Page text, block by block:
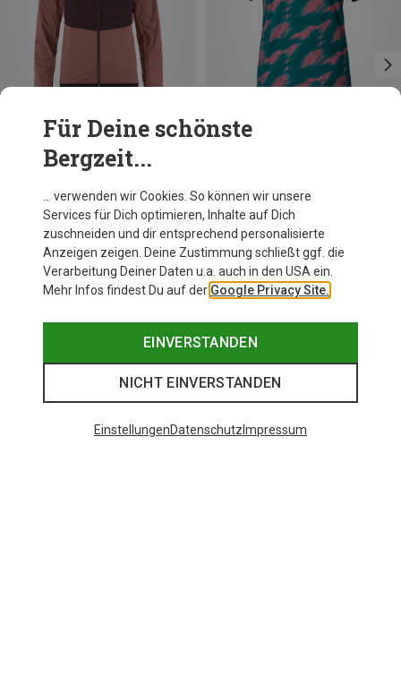
Du sparst 29%
Für Deine schönste
Bergzeit...
… verwenden wir Cookies. So können wir unsere
Services für Dich optimieren, Inhalte auf Dich
zuschneiden und dir entsprechend personalisierte
Anzeigen zeigen. Deine Zustimmung schließt ggf. die
Verarbeitung Deiner Daten u.a. auch in den USA ein.
Mehr Infos findest Du auf der Google Privacy Site.
EINVERSTANDEN
NICHT EINVERSTANDEN
EinstellungenDatenschutz Impressum